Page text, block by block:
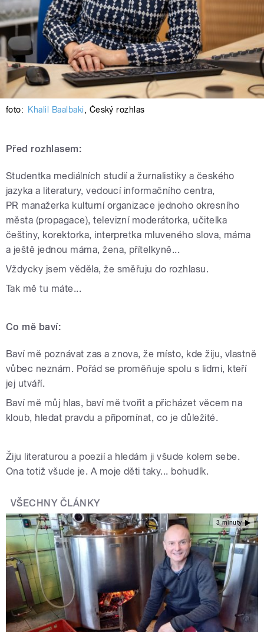
foto: Khalil Baalbaki, Český rozhlas
Před rozhlasem:
Studentka mediálních studií a žurnalistiky a českého
jazyka a literatury, vedoucí informačního centra,
PR manažerka kulturní organizace jednoho okresního
města (propagace), televizní moderátorka, učitelka
češtiny, korektorka, interpretka mluveného slova, máma
a ještě jednou máma, žena, přítelkyně...
Vždycky jsem věděla, že směřuju do rozhlasu.
Tak mě tu máte...
Co mě baví:
Baví mě poznávat zas a znova, že místo, kde žiju, vlastně
vůbec neznám. Pořád se proměňuje spolu s lidmi, kteří
jej utváří.
Baví mě můj hlas, baví mě tvořit a přicházet věcem na
kloub, hledat pravdu a připomínat, co je důležité.
Žiju literaturou a poezií a hledám ji všude kolem sebe.
Ona totiž všude je. A moje děti taky... bohudík.
VŠECHNY ČLÁNKY
3 minuty